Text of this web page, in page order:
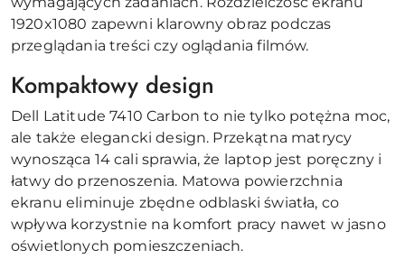
1920x1080 zapewni klarowny obraz podczas
przeglądania treści czy oglądania filmów.
Kompaktowy design
Dell Latitude 7410 Carbon to nie tylko potężna moc,
ale także elegancki design. Przekątna matrycy
wynosząca 14 cali sprawia, że laptop jest poręczny i
łatwy do przenoszenia. Matowa powierzchnia
ekranu eliminuje zbędne odblaski światła, co
wpływa korzystnie na komfort pracy nawet w jasno
oświetlonych pomieszczeniach.